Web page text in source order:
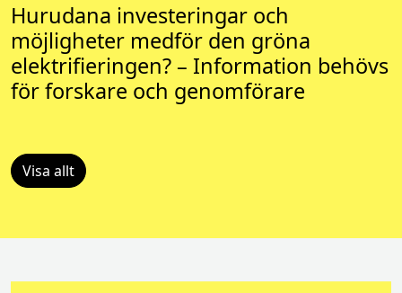
Hurudana investeringar och
möjligheter medför den gröna
elektrifieringen? – Information behövs
för forskare och genomförare
Visa allt